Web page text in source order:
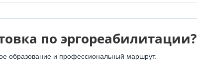
по эргореабилитации?
образование и профессиональный маршрут.